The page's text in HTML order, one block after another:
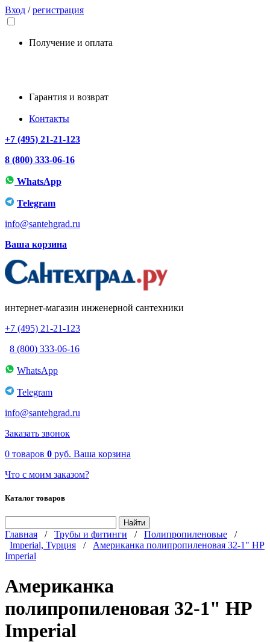
Вход /регистрация
Получение и оплата
Гарантия и возврат
Контакты
+7 (495) 21-21-123
8 (800) 333-06-16
WhatsApp
Telegram
info@santehgrad.ru
Ваша корзина
интернет-магазин инженерной сантехники
+7 (495) 21-21-123
8 (800) 333-06-16
WhatsApp
Telegram
info@santehgrad.ru
Заказать звонок
0 товаров 0 руб. Ваша корзина
Что с моим заказом?
Каталог товаров
Главная / Трубы и фитинги / Полипропиленовые /
Imperial, Турция / Американка полипропиленовая 32-1" НР
Imperial
Американка
полипропиленовая 32-1" НР
Imperial